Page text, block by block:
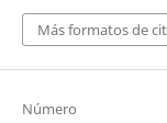
Más formatos de
Número